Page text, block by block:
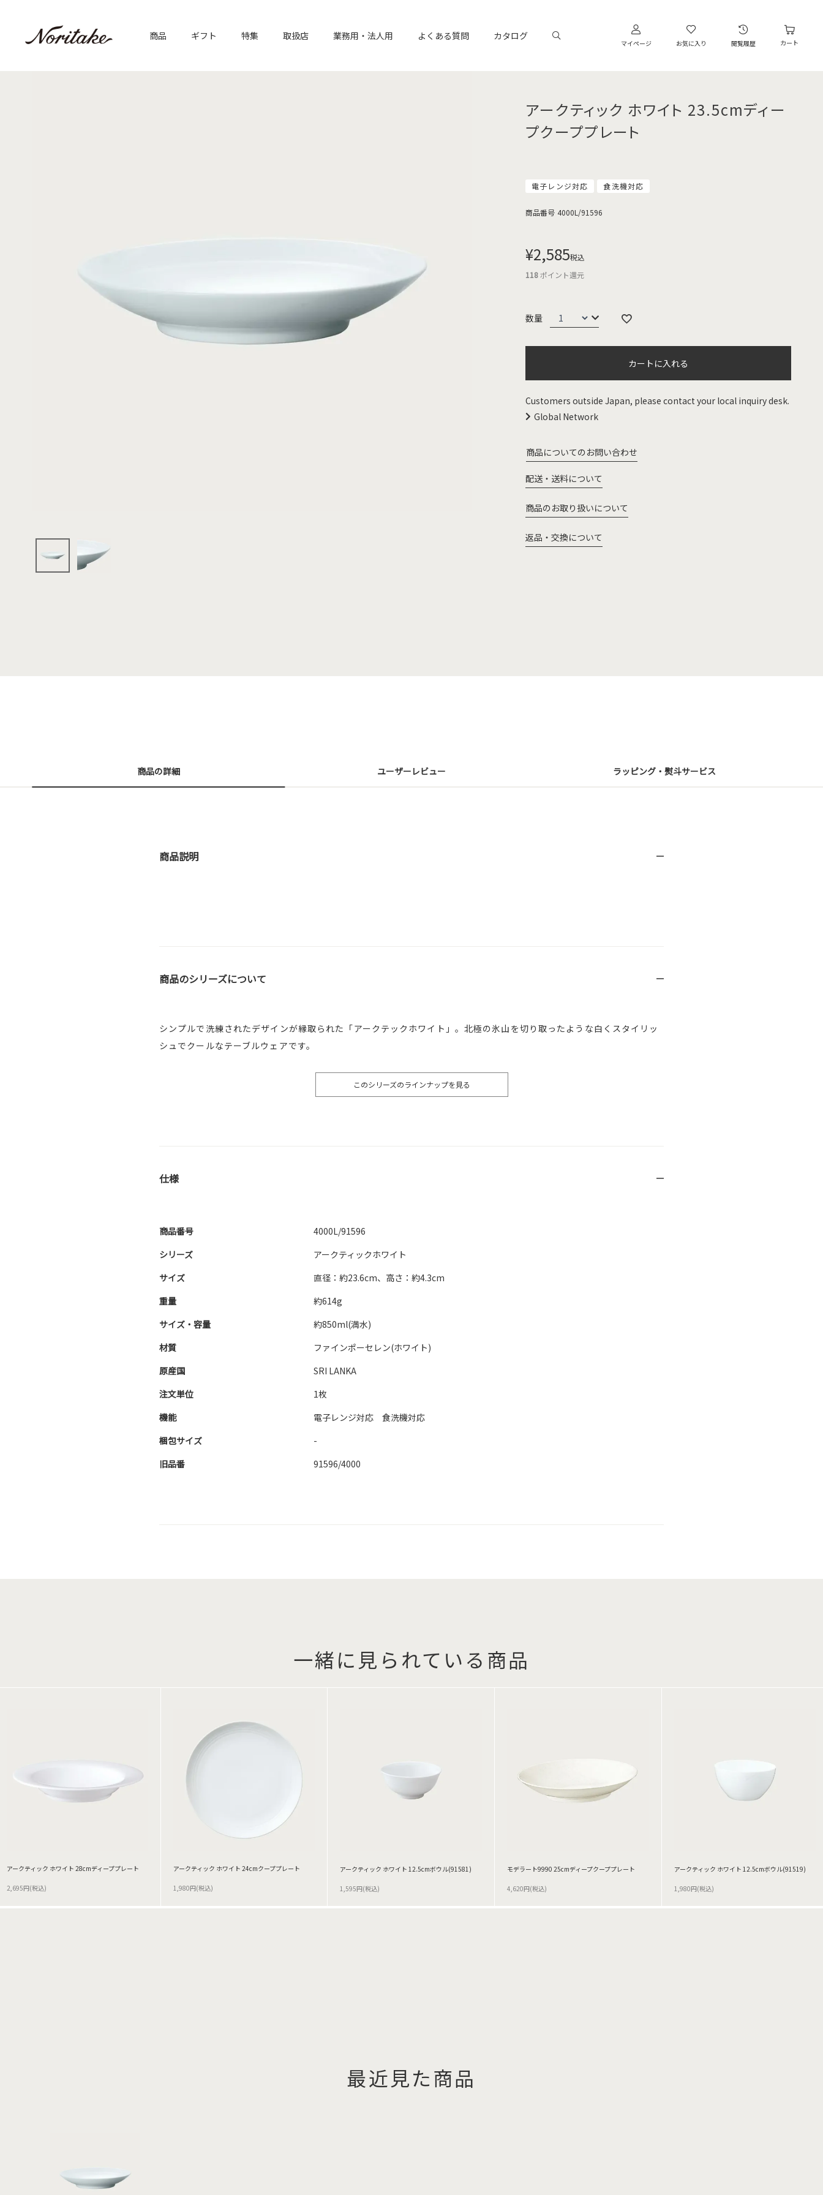
商品 ギフト 特集 取扱店 業務用・法人用 よくある質問 カタログ
マイページ お気に入り 閲覧履歴 カート
アークティック ホワイト 23.5cmディー
プクーププレート
電子レンジ対応 食洗機対応
商品番号 4000L/91596
¥2,585税込
118ポイント還元
カートに入れる
Customers outside Japan, please contact your local inquiry desk.
Global Network
商品についてのお問い合わせ
配送・送料について
商品のお取り扱いについて
返品・交換について
商品の詳細 ユーザーレビュー ラッピング・熨斗サービス
商品説明
商品のシリーズについて
シンプルで洗練されたデザインが縁取られた「アークテックホワイト」。北極の氷山を切り取ったような白くスタイリッ
シュでクールなテーブルウェアです。
このシリーズのラインナップを見る
仕様
商品番号
4000L/91596
シリーズ
アークティックホワイト
サイズ
直径：約23.6cm、高さ：約4.3cm
重量
約614g
サイズ・容量
約850ml(満水)
材質
ファインポーセレン(ホワイト)
原産国
SRI LANKA
注文単位
1枚
機能
電子レンジ対応 食洗機対応
梱包サイズ
-
旧品番
91596/4000
一緒に見られている商品
アークティック ホワイト 28cmディーププレート
2,695円(税込)
アークティック ホワイト 24cmクーププレート
1,980円(税込)
アークティック ホワイト 12.5cmボウル(91581)
1,595円(税込)
モデラート9990 25cmディープクーププレート
4,620円(税込)
アークティック ホワイト 12.5cmボウル(91519)
1,980円(税込)
最近見た商品